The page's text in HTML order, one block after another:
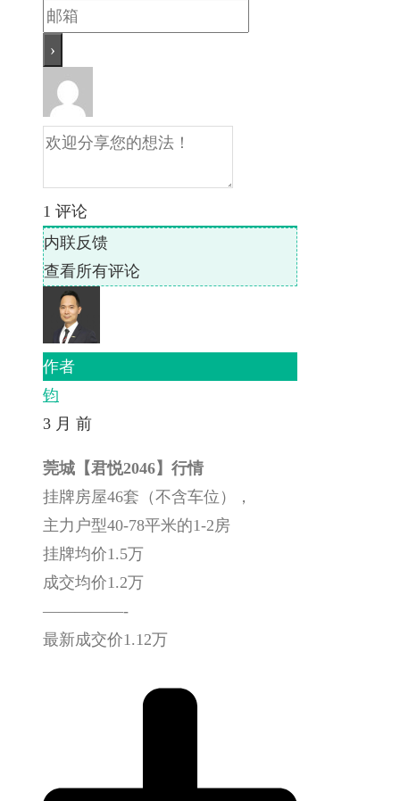
1 评论
内联反馈
查看所有评论
作者
钧
3 月 前
莞城【君悦2046】行情
挂牌房屋46套（不含车位），
主力户型40-78平米的1-2房
挂牌均价1.5万
成交均价1.2万
—————-
最新成交价1.12万